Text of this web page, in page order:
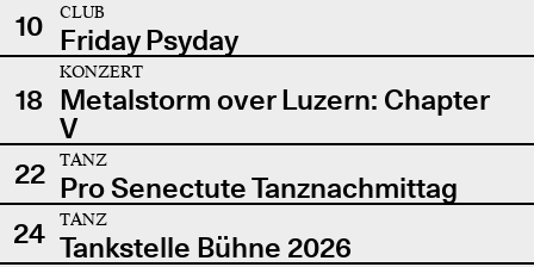
10
CLUB
Friday Psyday
18
KONZERT
Metalstorm over Luzern: Chapter
V
22
TANZ
Pro Senectute Tanznachmittag
24
TANZ
Tankstelle Bühne 2026